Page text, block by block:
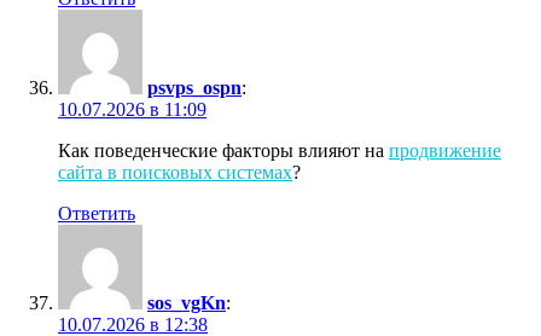
psvps_ospn:
10.07.2026 в 11:09
Как поведенческие факторы влияют на продвижение
сайта в поисковых системах?
Ответить
sos_vgKn:
10.07.2026 в 12:38